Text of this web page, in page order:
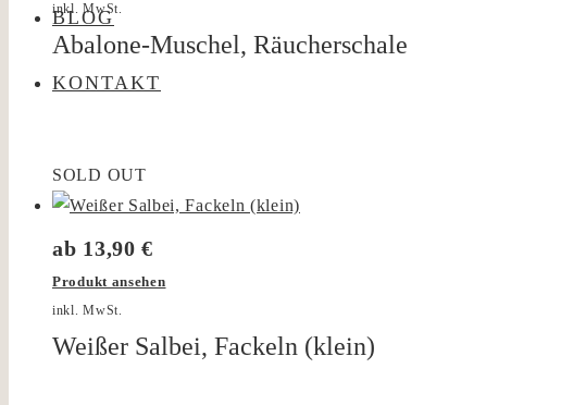
BLOG
KONTAKT
inkl. MwSt.
Abalone-Muschel, Räucherschale
SOLD OUT
ab 13,90€
Produkt ansehen
inkl. MwSt.
Weißer Salbei, Fackeln (klein)